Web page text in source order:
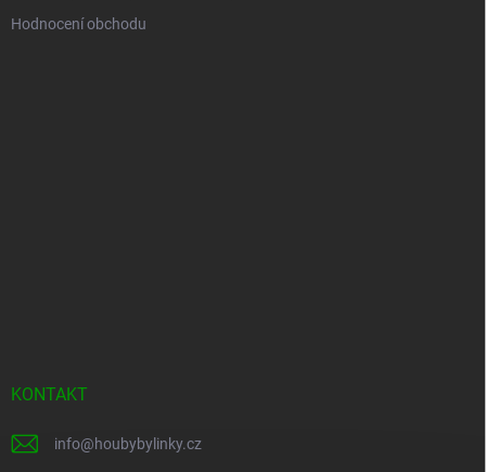
Hodnocení obchodu
KONTAKT
info@houbybylinky.cz